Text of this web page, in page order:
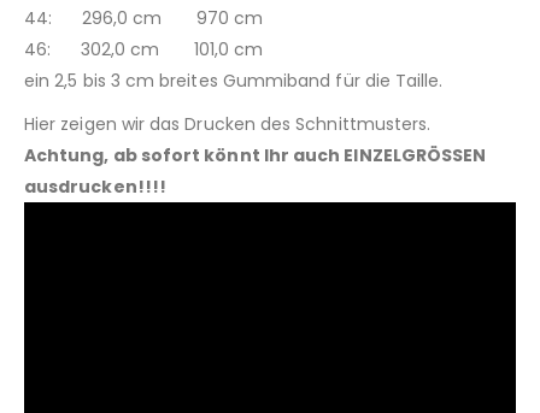
44: 296,0 cm 970 cm
46: 302,0 cm 101,0 cm
ein 2,5 bis 3 cm breites Gummiband für die Taille.
Hier zeigen wir das Drucken des Schnittmusters.
Achtung, ab sofort könnt Ihr auch EINZELGRÖSSEN
ausdrucken!!!!